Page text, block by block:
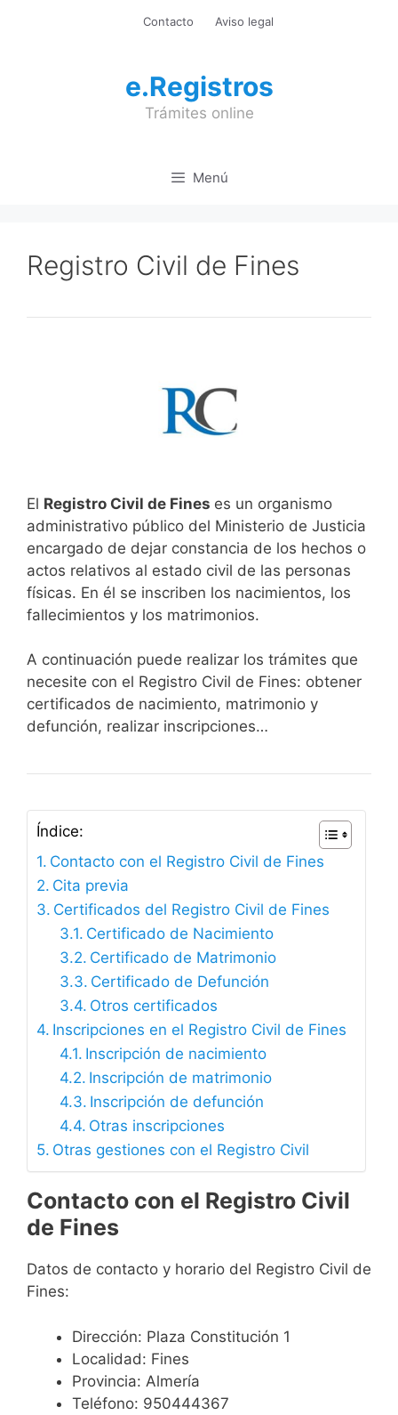
Contacto Aviso legal
e.Registros
Trámites online
Menú
Registro Civil de Fines
El Registro Civil de Fines es un organismo
administrativo público del Ministerio de Justicia
encargado de dejar constancia de los hechos o
actos relativos al estado civil de las personas
físicas. En él se inscriben los nacimientos, los
fallecimientos y los matrimonios.
A continuación puede realizar los trámites que
necesite con el Registro Civil de Fines: obtener
certificados de nacimiento, matrimonio y
defunción, realizar inscripciones…
Índice:
Contacto con el Registro Civil de Fines
Cita previa
Certificados del Registro Civil de Fines
Certificado de Nacimiento
Certificado de Matrimonio
Certificado de Defunción
Otros certificados
Inscripciones en el Registro Civil de Fines
Inscripción de nacimiento
Inscripción de matrimonio
Inscripción de defunción
Otras inscripciones
Otras gestiones con el Registro Civil
Contacto con el Registro Civil
de Fines
Datos de contacto y horario del Registro Civil de
Fines:
Dirección: Plaza Constitución 1
Localidad: Fines
Provincia: Almería
Teléfono: 950444367